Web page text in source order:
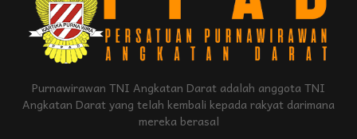
Purnawirawan TNI Angkatan Darat adalah anggota TNI
Angkatan Darat yang telah kembali kepada rakyat darimana
mereka berasal